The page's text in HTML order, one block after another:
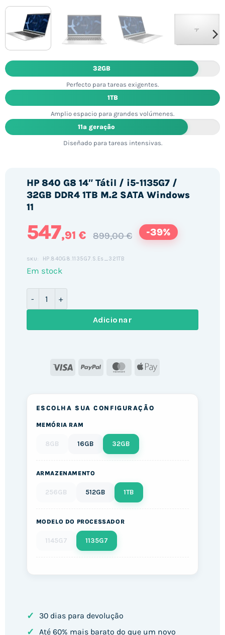
32GB
Perfecto para tareas exigentes.
1TB
Amplio espacio para grandes volúmenes.
11ª geração
Diseñado para tareas intensivas.
HP 840 G8 14″ Tátil / i5-1135G7 /
32GB DDR4 1TB M.2 SATA Windows
11
547,91 € 899,00 € -39%
SKU: HP.840G8.1135G7.S.Es_321TB
Em stock
Adicionar
Visa PayPal MasterCard
Apple
ESCOLHA SUA CONFIGURAÇÃO
MEMÓRIA RAM
8GB 16GB 32GB
ARMAZENAMENTO
256GB 512GB 1TB
MODELO DO PROCESSADOR
1145G7 1135G7
✓ 30 dias para devolução
✓ Até 60% mais barato do que um novo